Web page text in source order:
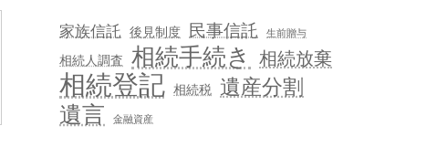
家族信託 後見制度 民事信託 生前贈与
相続人調査 相続手続き 相続放棄
相続登記 相続税 遺産分割
遺言 金融資産